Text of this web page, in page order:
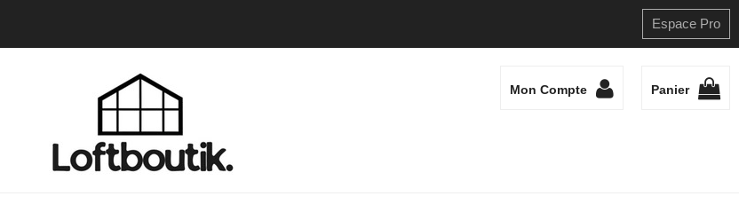
Espace Pro
Mon Compte Panier